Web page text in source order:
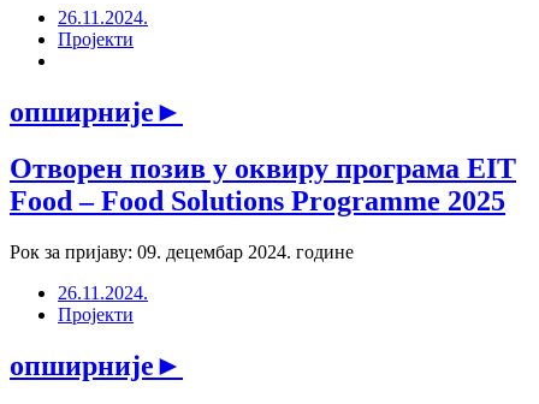
26.11.2024.
Пројекти
опширније►
Отворен позив у оквиру програма EIT
Food – Food Solutions Programme 2025
Рок за пријаву: 09. децембар 2024. године
26.11.2024.
Пројекти
опширније►